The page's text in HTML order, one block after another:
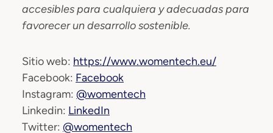
accesibles para cualquiera y adecuadas para
favorecer un desarrollo sostenible.
Sitio web: https://www.womentech.eu/
Facebook: Facebook
Instagram: @womentech
Linkedin: LinkedIn
Twitter: @womentech